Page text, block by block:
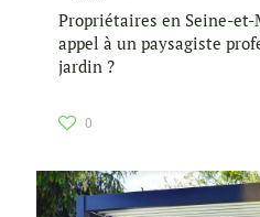
Propriétaires en Seine-
appel à un paysagiste
jardin ?
0